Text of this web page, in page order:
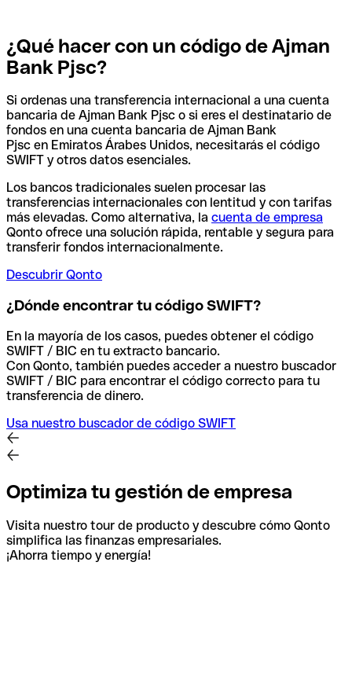
¿Qué hacer con un código de Ajman
Bank Pjsc?
Si ordenas una transferencia internacional a una cuenta
bancaria de Ajman Bank Pjsc o si eres el destinatario de
fondos en una cuenta bancaria de Ajman Bank
Pjsc en Emiratos Árabes Unidos, necesitarás el código
SWIFT y otros datos esenciales.
Los bancos tradicionales suelen procesar las
transferencias internacionales con lentitud y con tarifas
más elevadas. Como alternativa, la cuenta de empresa
Qonto ofrece una solución rápida, rentable y segura para
transferir fondos internacionalmente.
Descubrir Qonto
¿Dónde encontrar tu código SWIFT?
En la mayoría de los casos, puedes obtener el código
SWIFT / BIC en tu extracto bancario.
Con Qonto, también puedes acceder a nuestro buscador
SWIFT / BIC para encontrar el código correcto para tu
transferencia de dinero.
Usa nuestro buscador de código SWIFT
Optimiza tu gestión de empresa
Visita nuestro tour de producto y descubre cómo Qonto
simplifica las finanzas empresariales.
¡Ahorra tiempo y energía!